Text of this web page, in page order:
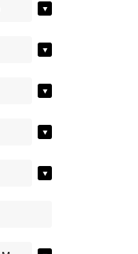
▼
▼
▼
▼
▼